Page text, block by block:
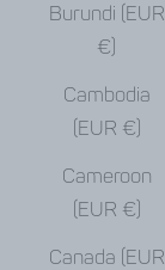
Burundi (EUR
€)
Cambodia
(EUR €)
Cameroon
(EUR €)
Canada (EUR